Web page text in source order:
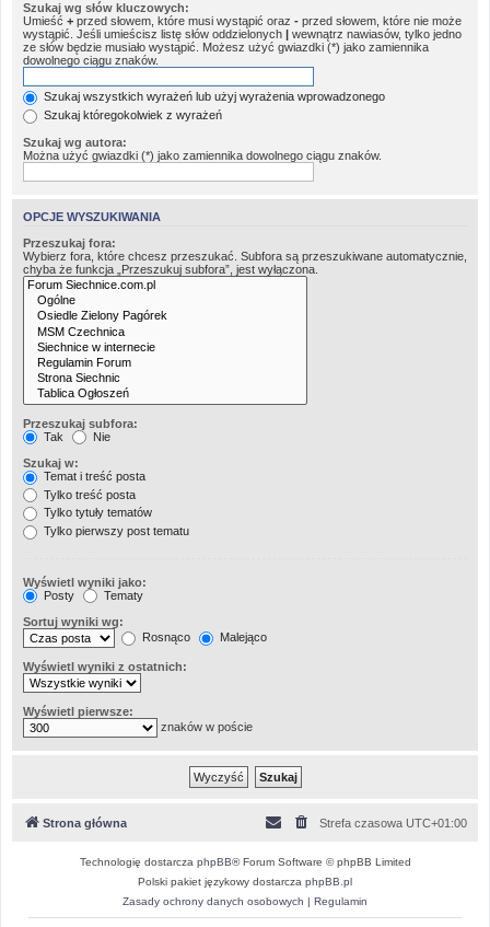
Szukaj wg słów kluczowych:
Umieść + przed słowem, które musi wystąpić oraz - przed słowem, które nie może
wystąpić. Jeśli umieścisz listę słów oddzielonych
wewnątrz nawiasów, tylko jedno
ze słów będzie musiało wystąpić. Możesz użyć gwiazdki (*) jako zamiennika
dowolnego ciągu znaków.
Szukaj wszystkich wyrażeń lub użyj wyrażenia wprowadzonego
Szukaj któregokolwiek z wyrażeń
Szukaj wg autora:
Można użyć gwiazdki (*) jako zamiennika dowolnego ciągu znaków.
OPCJE WYSZUKIWANIA
Przeszukaj fora:
Wybierz fora, które chcesz przeszukać. Subfora są przeszukiwane automatycznie,
chyba że funkcja „Przeszukuj subfora”, jest wyłączona.
Przeszukaj subfora:
Tak
Nie
Szukaj w:
Temat i treść posta
Tylko treść posta
Tylko tytuły tematów
Tylko pierwszy post tematu
Wyświetl wyniki jako:
Posty
Tematy
Sortuj wyniki wg:
Rosnąco
Malejąco
Wyświetl wyniki z ostatnich:
Wyświetl pierwsze:
znaków w poście
Strona główna Strefa czasowa UTC+01:00
Technologię dostarcza phpBB® Forum Software © phpBB Limited
Polski pakiet językowy dostarcza phpBB.pl
Zasady ochrony danych osobowych | Regulamin